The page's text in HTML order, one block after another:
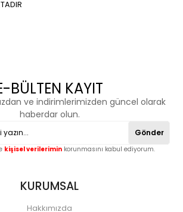
BÜLTEN KAYIT
ve indirimlerimizden güncel olarak
haberdar olun.
Gönder
kişisel verilerimin korunmasını kabul ediyorum.
KURUMSAL
Hakkımızda